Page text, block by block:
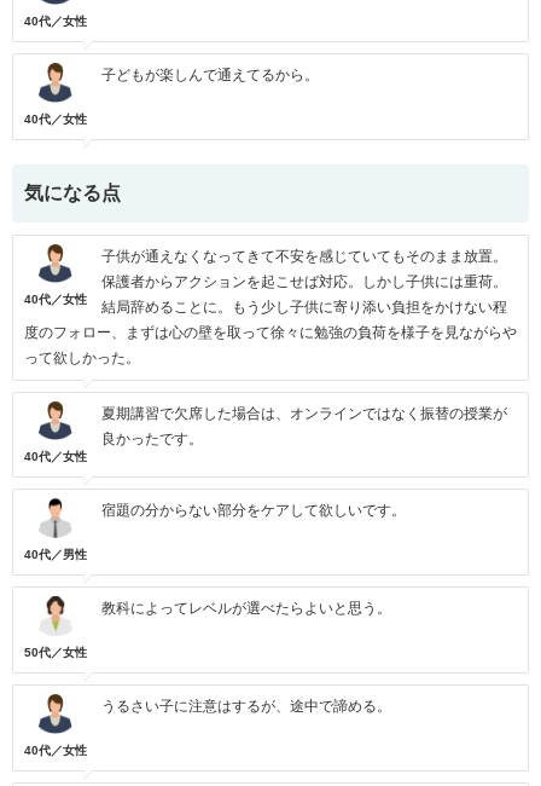
40代／女性
40代／女性
子どもが楽しんで通えてるから。
気になる点
40代／女性
子供が通えなくなってきて不安を感じていてもそのまま放置。
保護者からアクションを起こせば対応。しかし子供には重荷。
結局辞めることに。もう少し子供に寄り添い負担をかけない程
度のフォロー、まずは心の壁を取って徐々に勉強の負荷を様子を見ながらや
って欲しかった。
40代／女性
夏期講習で欠席した場合は、オンラインではなく振替の授業が
良かったです。
40代／男性
宿題の分からない部分をケアして欲しいです。
50代／女性
教科によってレベルが選べたらよいと思う。
40代／女性
うるさい子に注意はするが、途中で諦める。